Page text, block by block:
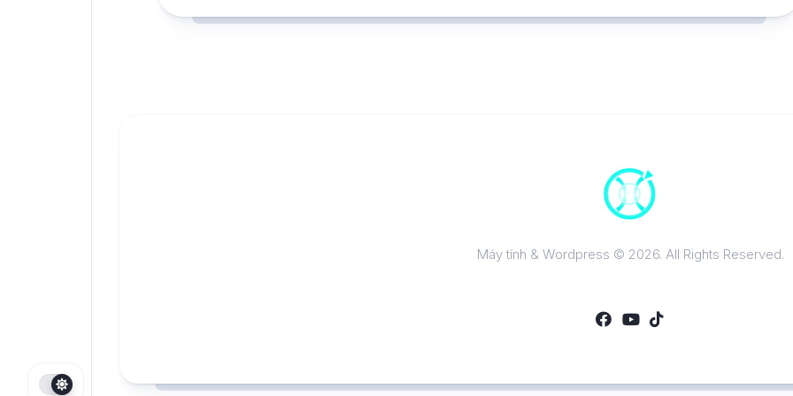
Máy tính & Wordpress © 2026. All Rights Reserved.